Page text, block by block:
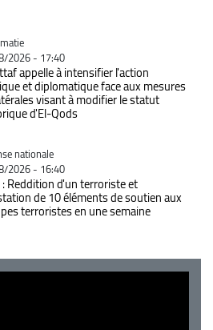
2026 - 17:40
appelle à intensifier l'action
et diplomatique face aux mesures
visant à modifier le statut
d'El-Qods
nationale
2026 - 16:40
Reddition d'un terroriste et
de 10 éléments de soutien aux
terroristes en une semaine